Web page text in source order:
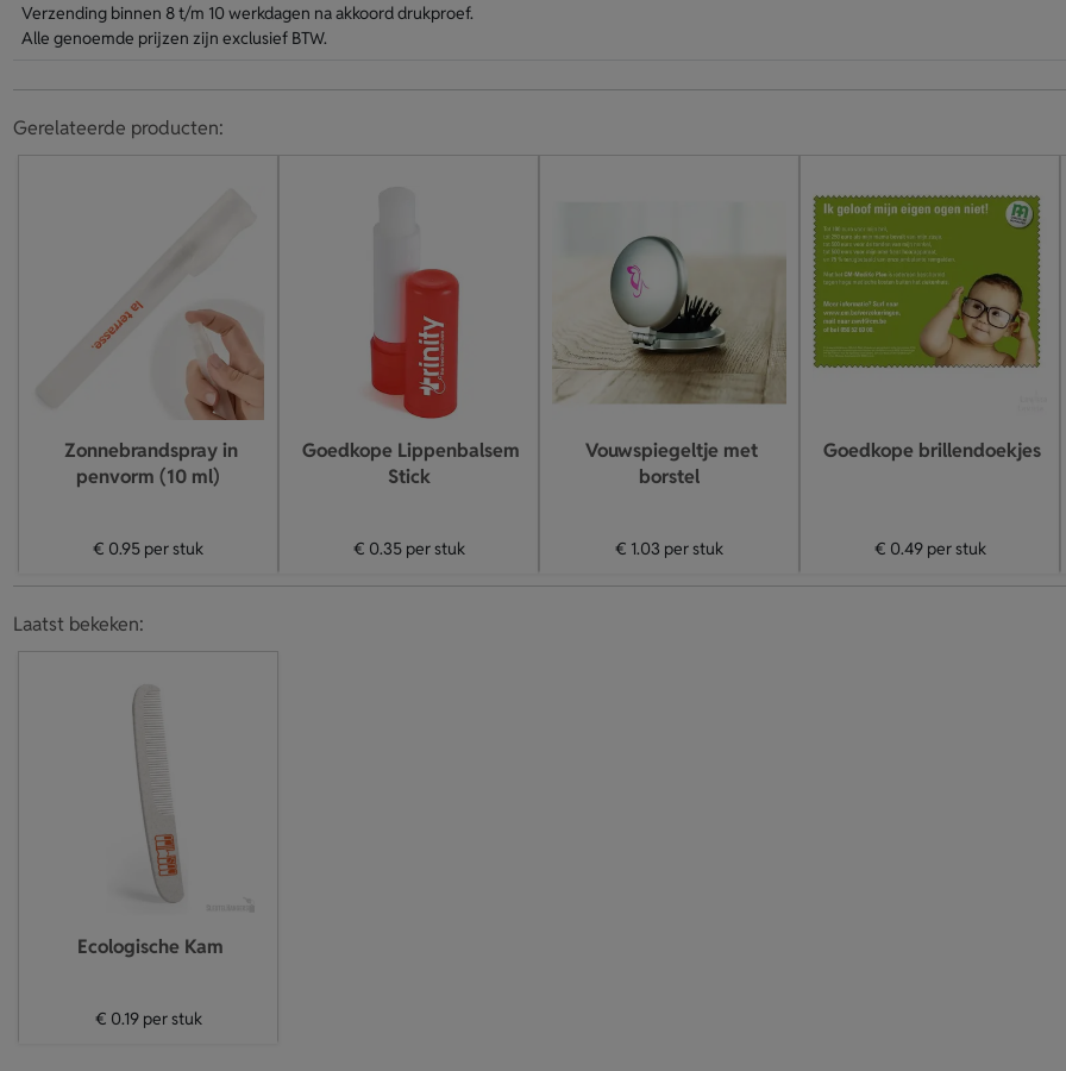
Verzending binnen 8 t/m 10 werkdagen na akkoord drukproef.
Alle genoemde prijzen zijn exclusief BTW.
Gerelateerde producten:
Zonnebrandspray in
penvorm (10 ml)
€ 0.95 per stuk
Goedkope Lippenbalsem
Stick
€ 0.35per stuk
Vouwspiegeltje met
borstel
€ 1.03 per stuk
Goedkope brillendoekjes
€ 0.49per stuk
Laatst bekeken:
Ecologische Kam
€ 0.19per stuk